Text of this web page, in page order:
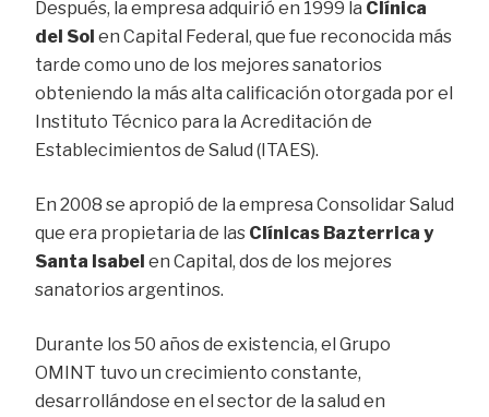
Después, la empresa adquirió en 1999 la Clínica
del Sol en Capital Federal, que fue reconocida más
tarde como uno de los mejores sanatorios
obteniendo la más alta calificación otorgada por el
Instituto Técnico para la Acreditación de
Establecimientos de Salud (ITAES).
En 2008 se apropió de la empresa Consolidar Salud
que era propietaria de las Clínicas Bazterrica y
Santa Isabel en Capital, dos de los mejores
sanatorios argentinos.
Durante los 50 años de existencia, el Grupo
OMINT tuvo un crecimiento constante,
desarrollándose en el sector de la salud en